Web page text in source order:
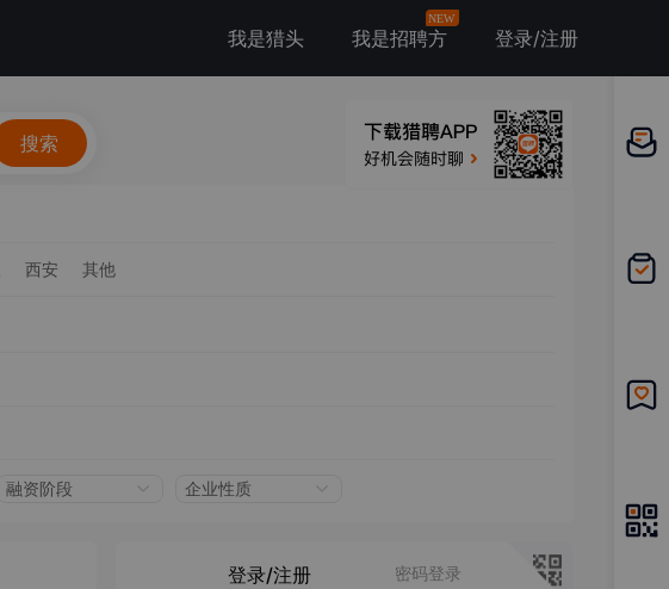
我是猎头 我是招聘方
NEW
登录/注册
搜索
西安 其他
融资阶段 企业性质
登录/注册 密码登录